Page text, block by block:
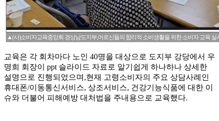
▲(사)소비자교육중앙회 경상남도지부,어르신들의 합리적 소비생활을 위한 소비자 교육
교육은 각 회차마다 노인 40명을 대상으로 도지부 강당에서 우
명희 회장이 ppt 슬라이드 자료로 알기쉽게 하나하나 상세한
설명으로 진행되었으며,현재 고령소비자의 주요 상담사례인
휴대폰/이동통신서비스, 상조서비스, 건강기능식품에 대한 이
슈와 더불어 피해예방 대처법을 주내용으로 교육했다.